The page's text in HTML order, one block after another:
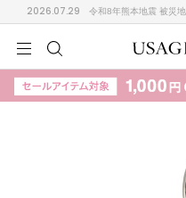
2026.07.29 令和8年熊本地震 被災
検索
KIDSBABYBEAUTYLIFE STYLE
KIDSBABYBEAUTYLIFE STYLE